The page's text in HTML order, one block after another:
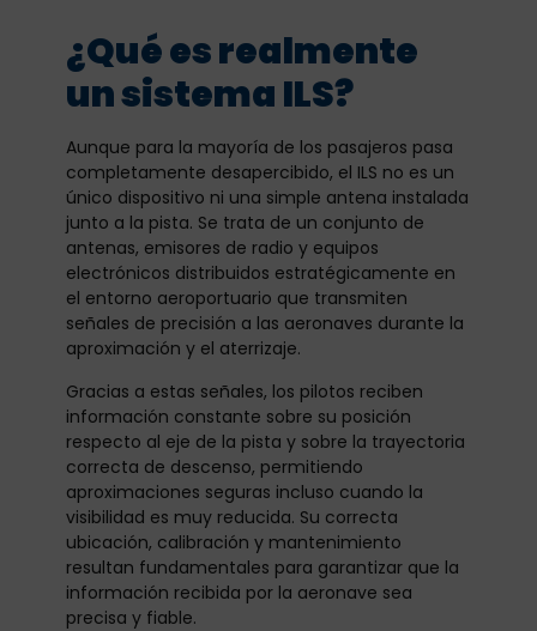
¿Qué es realmente
un sistema ILS?
Aunque para la mayoría de los pasajeros pasa
completamente desapercibido, el ILS no es un
único dispositivo ni una simple antena instalada
junto a la pista. Se trata de un conjunto de
antenas, emisores de radio y equipos
electrónicos distribuidos estratégicamente en
el entorno aeroportuario que transmiten
señales de precisión a las aeronaves durante la
aproximación y el aterrizaje.
Gracias a estas señales, los pilotos reciben
información constante sobre su posición
respecto al eje de la pista y sobre la trayectoria
correcta de descenso, permitiendo
aproximaciones seguras incluso cuando la
visibilidad es muy reducida. Su correcta
ubicación, calibración y mantenimiento
resultan fundamentales para garantizar que la
información recibida por la aeronave sea
precisa y fiable.